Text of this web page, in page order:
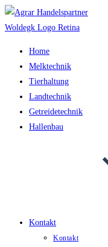
Zum
Inhalt
Home
Melktechnik
Tierhaltung
Landtechnik
Getreidetechnik
Hallenbau
Kontakt
Kontakt